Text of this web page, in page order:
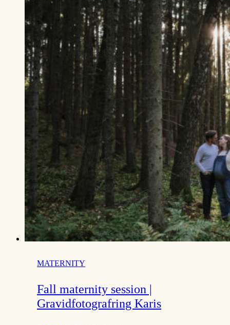
Åbo
MATERNITY
Fall maternity session |
Gravidfotografring Karis